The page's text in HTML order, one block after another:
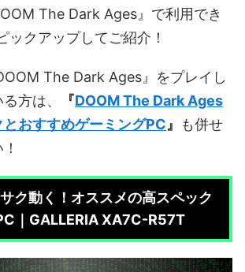
The Dark Ages』で利用でき
ックアップしてご紹介！
The Dark Ages』をプレイし
方は、
『DOOM The Dark Ages
おすすめゲーミングPC 』
も併せ
ク動く！オススメの高スペック
｜GALLERIA XA7C-R57T